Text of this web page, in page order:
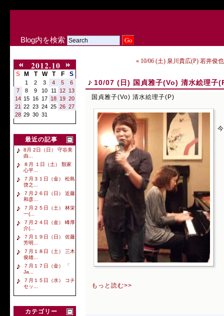
Blog内を検索
2012.10
S M T W T F S
1 2 3 4 5
6
7
8 9 10 11 12 13
14 15 16 17 18 19 20
21
22 23 24 25 26 27
28 29 30 31
最近の記事
8月 2日（日） 守谷美
由...
８月 １日（土） 類家
心平...
７月３１日（金） 松島
啓之...
７月２６日（日） 近藤
和彦...
７月２５日（土） 林栄
一(...
７月２４日（金） 峰厚
介(...
７月１９日（日） 佐藤
芳明...
７月１８日（土） 三木
俊雄...
７月１７日（金） 「
Ja...
７月１５日（水） コチ
セッ...
カテゴリー
« 10/06 (土) 泉川貴広(P) 若井俊
10/07 (日) 国貞雅子(Vo) 清水絵理子
国貞雅子(Vo) 清水絵理子(P)
もっと読む>>